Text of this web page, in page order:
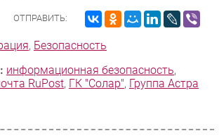
ОТПРАВИТЬ:
, Безопасность
информационная безопасность,
RuPost, ГК "Солар", Группа Астра